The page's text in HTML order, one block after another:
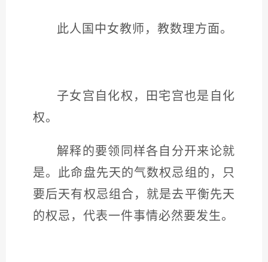
此人国中女教师，教数理方面。
子女宫自化权，田宅宫也是自化
权。
解释的要领同样各自分开来论就
是。此命盘先天的气数权忌组的，只
要后天有权忌组合，就是去平衡先天
的权忌，代表一件事情必然要发生。